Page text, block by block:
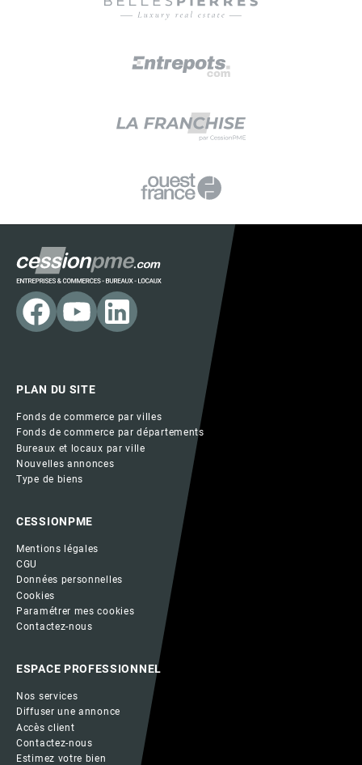
PLAN DU SITE
Fonds de commerce par villes
Fonds de commerce par départements
Bureaux et locaux par ville
Nouvelles annonces
Type de biens
CESSIONPME
Mentions légales
CGU
Données personnelles
Cookies
Paramétrer mes cookies
Contactez-nous
ESPACE PROFESSIONNEL
Nos services
Diffuser une annonce
Accès client
Contactez-nous
Estimez votre bien